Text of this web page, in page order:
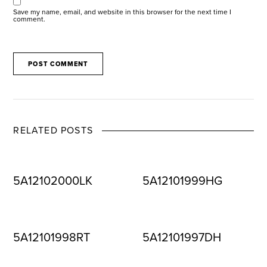
Save my name, email, and website in this browser for the next time I
comment.
RELATED POSTS
5A12102000LK 5A12101999HG
5A12101998RT 5A12101997DH